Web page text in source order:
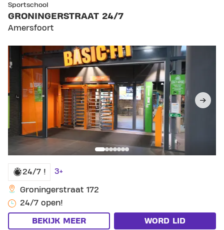
Sportschool
GRONINGERSTRAAT 24/7
Amersfoort
24/7 ! 3+
Groningerstraat 172
24/7 open!
BEKIJK MEER WORD LID